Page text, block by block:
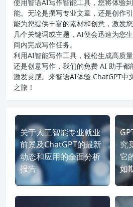
使用智语AI写作智能工具，您将体验
能。无论是撰写专业文章，还是创作
能为您提供丰富的素材和创意，激发
几个关键词或主题，AI便会迅速为您
间内完成写作任务。
利用AI智能写作工具，轻松生成高质
还是创意写作，我们的免费 AI 助手都
激发灵感。来智语AI体验 ChatGPT中
之旅！
关于人工智能专业就业
前景及ChatGPT的最新
动态和应用的全面分析
报告
究
它
如